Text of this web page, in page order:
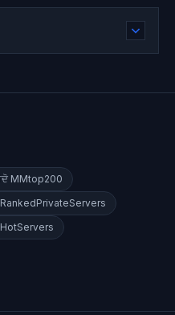
MMtop200
RankedPrivateServers
HotServers